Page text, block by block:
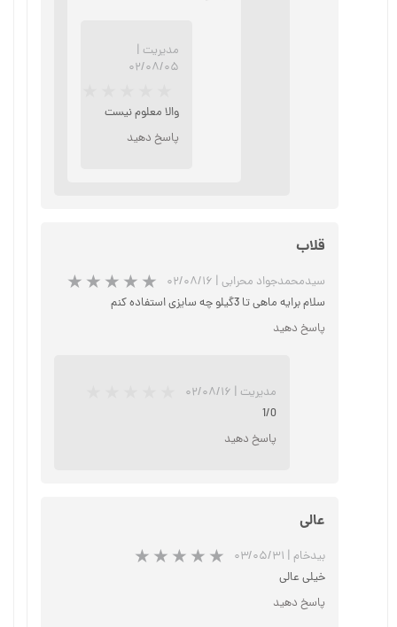
★★
مدیریت |
۰۲/۰۸/۰۵
والا معلوم نیست
پاسخ دهید
قلاب
سیدمحمدجواد محرابی | ۰۲/۰۸/۱۶
سلام برایه ماهی تا 3گیلو چه سایزی استفاده کنم
پاسخ دهید
مدیریت | ۰۲/۰۸/۱۶
1/0
پاسخ دهید
عالی
بیدخام | ۰۳/۰۵/۳۱
خیلی عالی
پاسخ دهید